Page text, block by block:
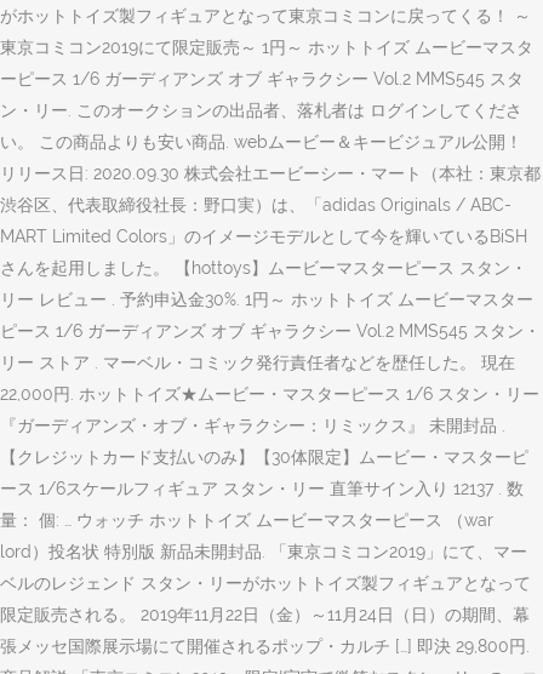
がホットトイズ製フィギュアとなって東京コミコンに戻ってくる！ ～
東京コミコン2019にて限定販売～ 1円～ ホットトイズ ムービーマスタ
ーピース 1/6 ガーディアンズ オブ ギャラクシー Vol.2 MMS545 スタ
ン・リー. このオークションの出品者、落札者は ログインしてくださ
い。 この商品よりも安い商品. webムービー＆キービジュアル公開！
リリース日: 2020.09.30 株式会社エービーシー・マート（本社：東京都
渋谷区、代表取締役社長：野口実）は、「adidas Originals / ABC-
MART Limited Colors」のイメージモデルとして今を輝いているBiSH
さんを起用しました。 【hottoys】ムービーマスターピース スタン・
リー レビュー . 予約申込金30%. 1円～ ホットトイズ ムービーマスター
ピース 1/6 ガーディアンズ オブ ギャラクシー Vol.2 MMS545 スタン・
リー ストア . マーベル・コミック発行責任者などを歴任した。 現在
22,000円. ホットトイズ★ムービー・マスターピース 1/6 スタン・リー
『ガーディアンズ・オブ・ギャラクシー：リミックス』 未開封品 .
【クレジットカード支払いのみ】【30体限定】ムービー・マスターピ
ース 1/6スケールフィギュア スタン・リー 直筆サイン入り 12137 . 数
量： 個: … ウォッチ ホットトイズ ムービーマスターピース （war
lord）投名状 特別版 新品未開封品. 「東京コミコン2019」にて、マー
ベルのレジェンド スタン・リーがホットトイズ製フィギュアとなって
限定販売される。 2019年11月22日（金）～11月24日（日）の期間、幕
張メッセ国際展示場にて開催されるポップ・カルチ […] 即決 29,800円.